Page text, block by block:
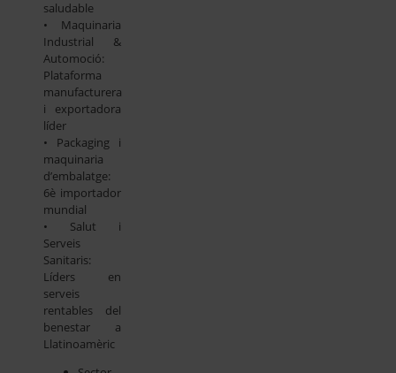
saludable
• Maquinaria
Industrial &
Automoció:
Plataforma
manufacturera
i exportadora
líder
• Packaging i
maquinaria
d’embalatge:
6è importador
mundial
• Salut i
Serveis
Sanitaris:
Líders en
serveis
rentables del
benestar a
Llatinoamèric